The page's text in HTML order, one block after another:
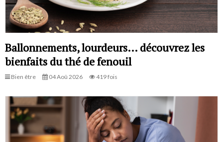
Ballonnements, lourdeurs… découvrez les
bienfaits du thé de fenouil
Bien être 04 Aoû 2026 419 fois